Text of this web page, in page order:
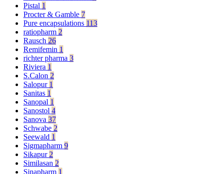
Pistal 1
Procter & Gamble 7
Pure encapsulations 113
ratiopharm 2
Rausch 26
Remifemin 1
richter pharma 3
Riviera 1
S.Calon 2
Salopur 1
Sanitas 1
Sanopal 1
Sanostol 4
Sanova 37
Schwabe 2
Seewald 1
Sigmapharm 9
Sikapur 2
Similasan 2
Sinapharm 1